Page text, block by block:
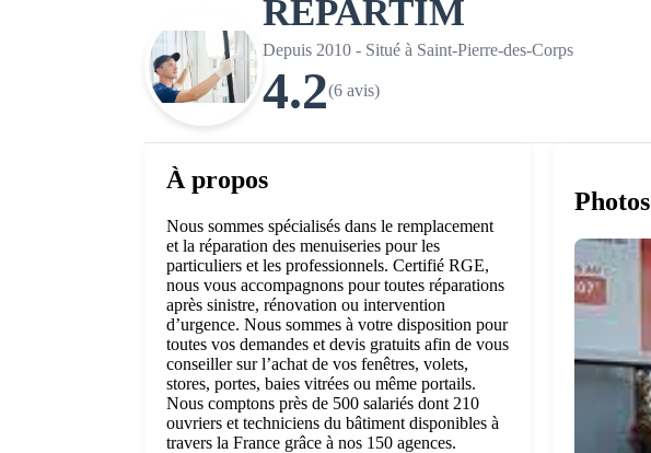
REPARTIM
Depuis 2010 - Situé à Saint-Pierre-des-Corps
4.2(6 avis)
À propos
Nous sommes spécialisés dans le remplacement
et la réparation des menuiseries pour les
particuliers et les professionnels. Certifié RGE,
nous vous accompagnons pour toutes réparations
après sinistre, rénovation ou intervention
d’urgence. Nous sommes à votre disposition pour
toutes vos demandes et devis gratuits afin de vous
conseiller sur l’achat de vos fenêtres, volets,
stores, portes, baies vitrées ou même portails.
Nous comptons près de 500 salariés dont 210
ouvriers et techniciens du bâtiment disponibles à
travers la France grâce à nos 150 agences.
Photos